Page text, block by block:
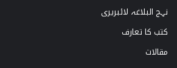
نہج البلاغہ لائبریری
کتب کا تعارف
مقالات